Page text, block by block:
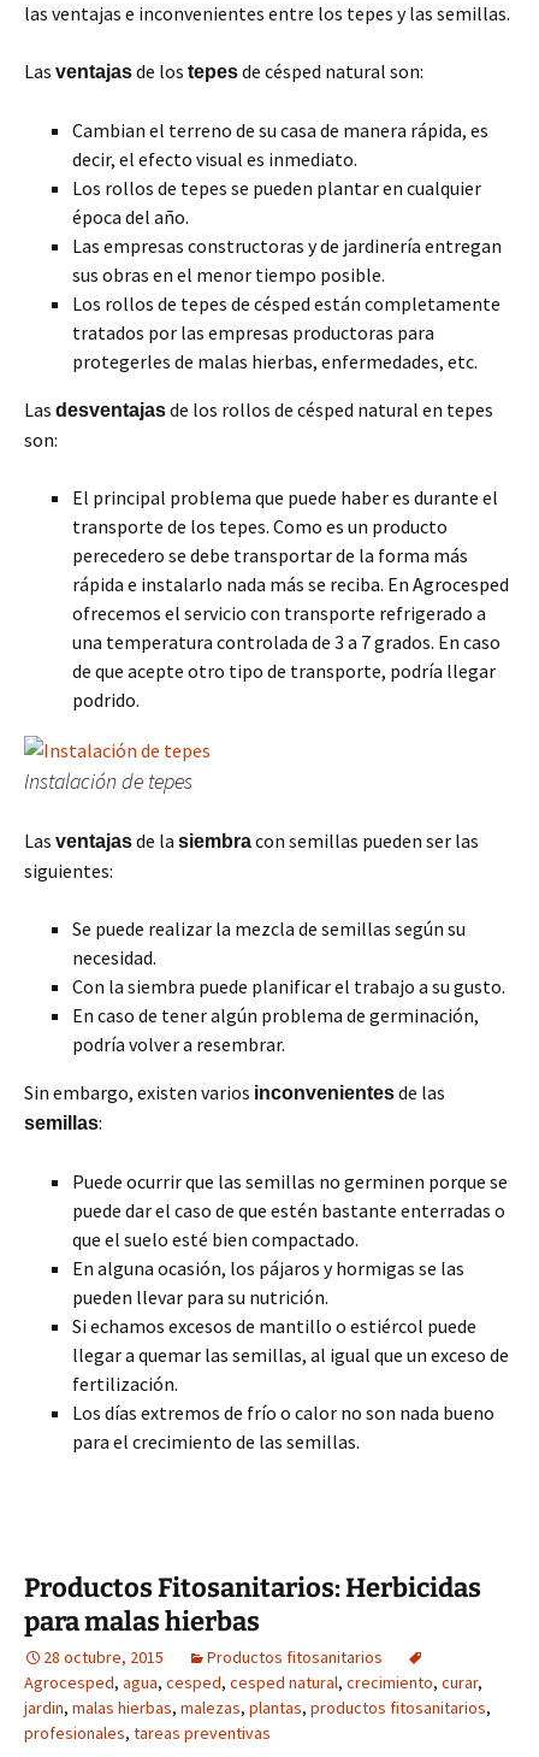
las ventajas e inconvenientes entre los tepes y las semillas.
Las ventajasde los tepesde césped natural son:
Cambian el terreno de su casa de manera rápida, es
decir, el efecto visual es inmediato.
Los rollos de tepes se pueden plantar en cualquier
época del año.
Las empresas constructoras y de jardinería entregan
sus obras en el menor tiempo posible.
Los rollos de tepes de césped están completamente
tratados por las empresas productoras para
protegerles de malas hierbas, enfermedades, etc.
Las desventajasde los rollos de césped natural en tepes
son:
El principal problema que puede haber es durante el
transporte de los tepes. Como es un producto
perecedero se debe transportar de la forma más
rápida e instalarlo nada más se reciba. En Agrocesped
ofrecemos el servicio con transporte refrigerado a
una temperatura controlada de 3 a 7 grados. En caso
de que acepte otro tipo de transporte, podría llegar
podrido.
Instalación de tepes
Las ventajasde la siembracon semillas pueden ser las
siguientes:
Se puede realizar la mezcla de semillas según su
necesidad.
Con la siembra puede planificar el trabajo a su gusto.
En caso de tener algún problema de germinación,
podría volver a resembrar.
Sin embargo, existen varios inconvenientesde las
semillas:
Puede ocurrir que las semillas no germinen porque se
puede dar el caso de que estén bastante enterradas o
que el suelo esté bien compactado.
En alguna ocasión, los pájaros y hormigas se las
pueden llevar para su nutrición.
Si echamos excesos de mantillo o estiércol puede
llegar a quemar las semillas, al igual que un exceso de
fertilización.
Los días extremos de frío o calor no son nada bueno
para el crecimiento de las semillas.
Productos Fitosanitarios: Herbicidas
para malas hierbas
28 octubre, 2015
Productos fitosanitarios
Agrocesped, agua, cesped, cesped natural, crecimiento, curar,
jardin, malas hierbas, malezas, plantas, productos fitosanitarios,
profesionales, tareas preventivas